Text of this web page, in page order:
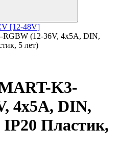
[12-48V]
RGBW (12-36V, 4x5A, DIN,
5 лет)
K3-
4x5A, DIN,
Пластик,